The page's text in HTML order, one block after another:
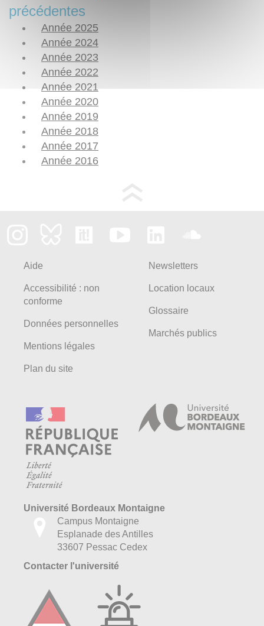
précédentes
Année 2025
Année 2024
Année 2023
Année 2022
Année 2021
Année 2020
Année 2019
Année 2018
Année 2017
Année 2016
Aide
Accessibilité : non
conforme
Données personnelles
Mentions légales
Plan du site
Newsletters
Location locaux
Glossaire
Marchés publics
Université Bordeaux Montaigne
Campus Montaigne
Esplanade des Antilles
33607 Pessac Cedex
Contacter l'université